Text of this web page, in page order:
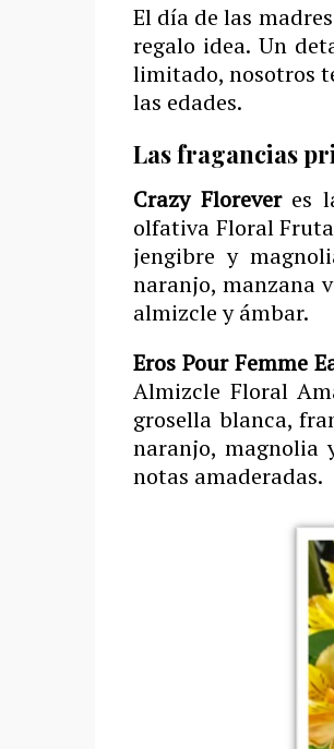
El día de las
regalo idea. Un
limitado, nosotros
las edades.
Las fragancias
Crazy Floreveres
olfativa Floral
jengibre y
naranjo, manzana
almizcle y ámbar.
Eros Pour Femme
Almizcle Floral
grosella blanca,
naranjo, magnolia
notas amaderadas.